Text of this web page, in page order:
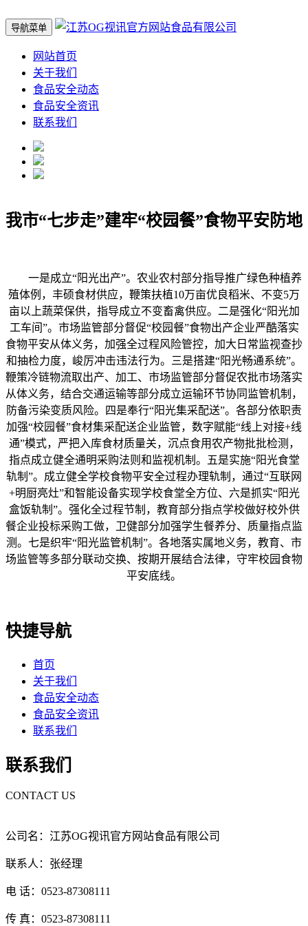
导航菜单
网站首页
关于我们
食品安全动态
食品安全资讯
联系我们
我市“七步走”建牢“校园餐”食物平安防地
一是成立“阳光出产”。农业农村部分指导推广绿色种植养
殖体例，丰硕食材供应，鞭策扶植10万亩优良稻米、不变5万
亩以上蔬菜保供，指导成立不变畜禽供应。二是强化“阳光加
工车间”。市场监管部分督促“校园餐”食物出产企业严酷落实
食物平安从体义务，加强全过程风险管控，加大日常监视查抄
和抽检力度，峻厉冲击违法行为。三是搭建“阳光畅通系统”。
鞭策冷链物流取出产、加工、市场监管部分督促农批市场落实
从体义务，结合交通运输等部分成立运输环节协同监管机制，
防备污染变质风险。四是奉行“阳光集采配送”。各部分依职责
加强“校园餐”食材集采配送企业监管，数字赋能“线上对接+线
通”模式，严把入库食材质量关，沉点食用农产物批批检测，
指点成立健全通明采购法则和监视机制。五是实施“阳光食堂
轨制”。成立健全学校食物平安全过程办理轨制，通过“互联网
+明厨亮灶”和智能设备实现学校食堂全方位、六是抓实“阳光
盒饭轨制”。强化全过程节制，教育部分指点学校做好校外供
餐企业投标采购工做，卫健部分加强学生餐养分、质量指点监
测。七是织牢“阳光监管机制”。各地落实属地义务，教育、市
场监管等多部分联动交换、按期开展结合法律，守牢校园食物
平安底线。
快捷导航
首页
关于我们
食品安全动态
食品安全资讯
联系我们
联系我们
CONTACT US
公司名：江苏OG视讯官方网站食品有限公司
联系人：张经理
电 话：0523-87308111
传 真：0523-87308111